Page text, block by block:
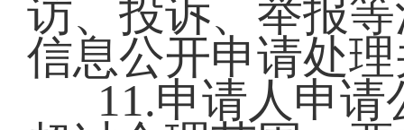
访、投诉、举报
信息公开申请处
11.申请人申